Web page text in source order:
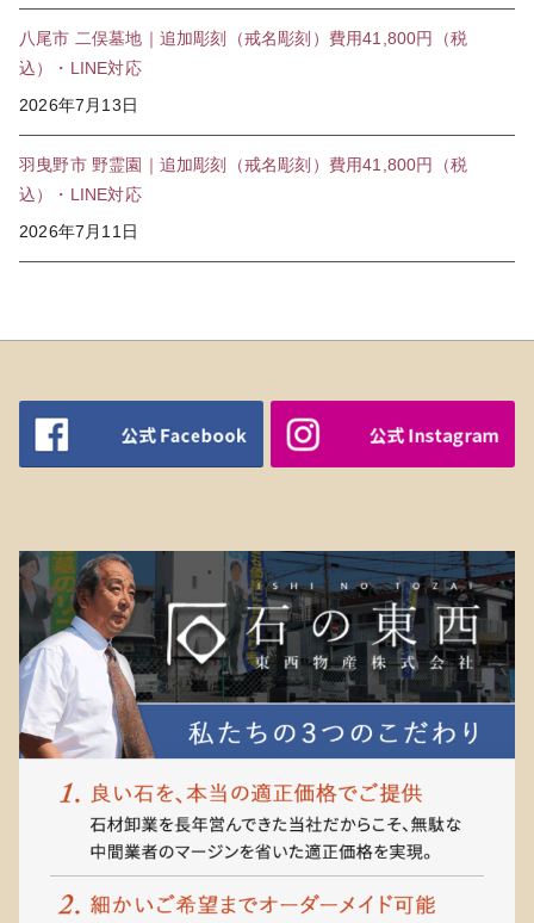
八尾市 二俣墓地｜追加彫刻（戒名彫刻）費用41,800円（税
込）・LINE対応
2026年7月13日
羽曳野市 野霊園｜追加彫刻（戒名彫刻）費用41,800円（税
込）・LINE対応
2026年7月11日